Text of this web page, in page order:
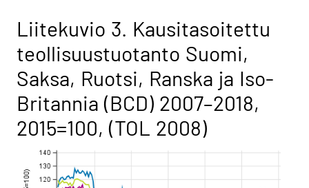
Liitekuvio 3. Kausitasoitettu
teollisuustuotanto Suomi,
Saksa, Ruotsi, Ranska ja Iso-
Britannia (BCD) 2007–2018,
2015=100, (TOL 2008)